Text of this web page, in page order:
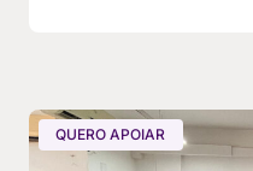
QUERO APOIAR